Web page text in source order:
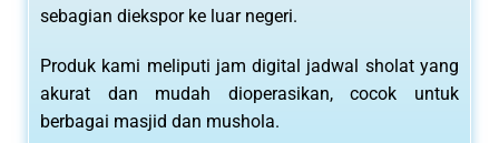
sebagian diekspor ke luar negeri.
Produk kami meliputi jam digital jadwal sholat yang
akurat dan mudah dioperasikan, cocok untuk
berbagai masjid dan mushola.